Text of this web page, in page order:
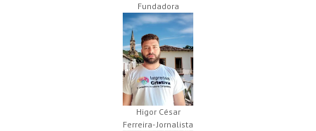
Fundadora
Higor César
Ferreira- Jornalista